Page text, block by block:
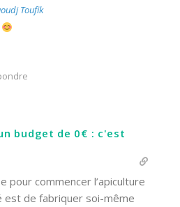
Toufik
budget de 0€ : c'est
pour commencer l’apiculture
est de fabriquer soi-même